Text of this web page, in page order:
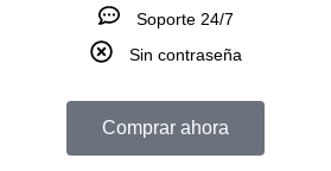
Soporte 24/7
Sin contraseña
Comprar ahora